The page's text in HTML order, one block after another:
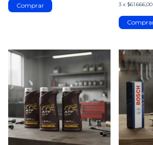
3 x $61.666,00
1 5